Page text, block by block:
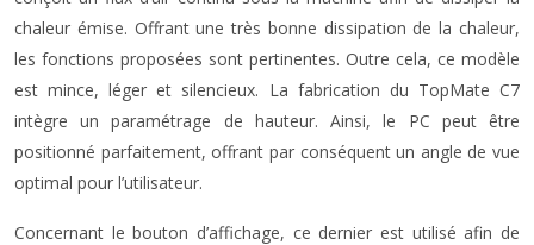
chaleur émise. Offrant une très bonne dissipation de la chaleur,
les fonctions proposées sont pertinentes. Outre cela, ce modèle
est mince, léger et silencieux. La fabrication du TopMate C7
intègre un paramétrage de hauteur. Ainsi, le PC peut être
positionné parfaitement, offrant par conséquent un angle de vue
optimal pour l’utilisateur.
Concernant le bouton d’affichage, ce dernier est utilisé afin de